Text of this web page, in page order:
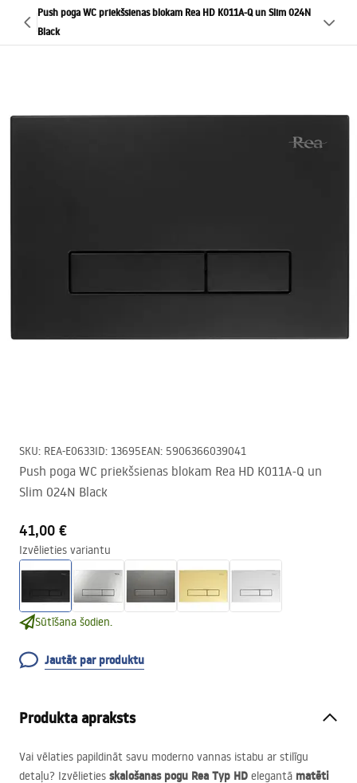
Push poga WC priekšsienas blokam Rea HD K011A-Q un Slim 024N
Black
SKU: REA-E0633ID: 13695EAN: 5906366039041
Push poga WC priekšsienas blokam Rea HD K011A-Q un
Slim 024N Black
41,00 €
Izvēlieties variantu
Sūtīšana šodien.
Jautāt par produktu
Produkta apraksts
Vai vēlaties papildināt savu moderno vannas istabu ar stilīgu
detaļu? Izvēlieties skalošanas pogu Rea Typ HD elegantā matēti